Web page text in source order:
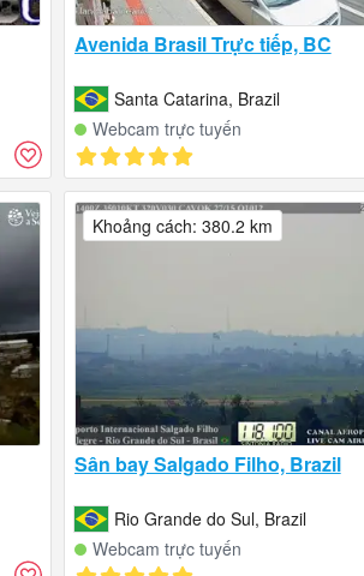
Avenida Brasil Trực tiếp, BC
Santa Catarina, Brazil
Webcam trực tuyến
Sân bay Salgado Filho, Brazil
Rio Grande do Sul, Brazil
Webcam trực tuyến
Khoảng cách: 380.2 km